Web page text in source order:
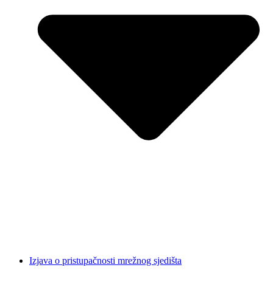
Izjava o pristupačnosti mrežnog sjedišta